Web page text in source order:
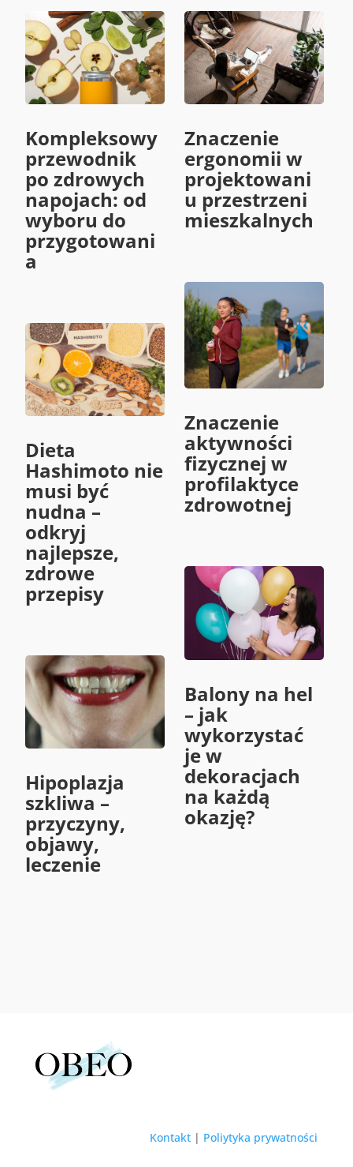
Kompleksowy
przewodnik
po zdrowych
napojach: od
wyboru do
przygotowani
a
Dieta
Hashimoto nie
musi być
nudna –
odkryj
najlepsze,
zdrowe
przepisy
Hipoplazja
szkliwa –
przyczyny,
objawy,
leczenie
Znaczenie
ergonomii w
projektowani
u przestrzeni
mieszkalnych
Znaczenie
aktywności
fizycznej w
profilaktyce
zdrowotnej
Balony na hel
– jak
wykorzystać
je w
dekoracjach
na każdą
okazję?
Kontakt | Poliytyka prywatności